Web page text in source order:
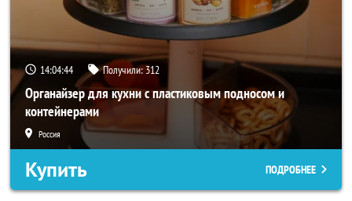
14:04:43 Получили:312
Органайзер для кухни с пластиковым подносом и
контейнерами
Россия
Купить ПОДРОБНЕЕ